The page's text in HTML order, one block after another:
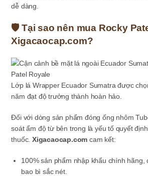
dễ dàng.
🛡️ Tại sao nên mua Rocky
Xigacaocap.com?
Lớp lá Wrapper Ecuador Sumatra được
năm đạt độ trưởng thành hoàn hảo.
Đối với dòng sản phẩm đóng ống nhôm
soát ẩm độ từ bên trong là yếu tố quyết
thuốc.Xigacaocap.com cam kết:
100% sản phẩm nhập khẩu chính hãng,
bao bì sắc nét.